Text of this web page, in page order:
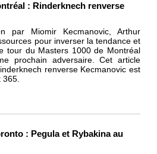
: Rinderknech renverse
par Miomir Kecmanovic, Arthur
pour inverser la tendance et
tour du Masters 1000 de Montréal
prochain adversaire. Cet article
renverse Kecmanovic est
: Pegula et Rybakina au